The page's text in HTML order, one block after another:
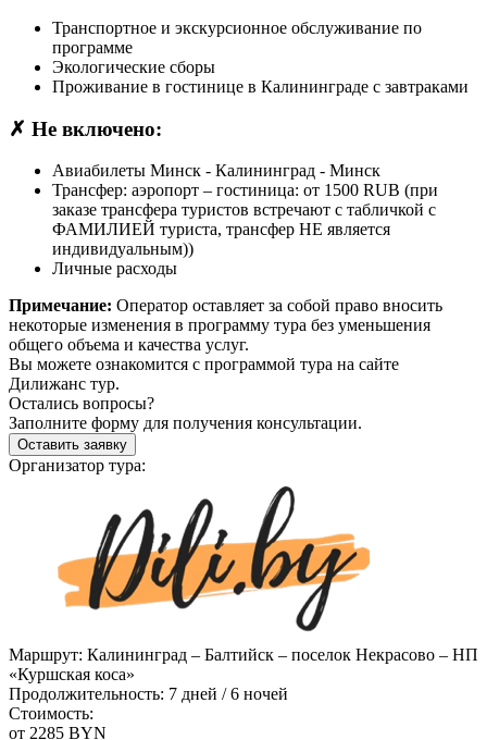
Транспортное и экскурсионное обслуживание по
программе
Экологические сборы
Проживание в гостинице в Калининграде с завтраками
✗ Не включено:
Авиабилеты Минск - Калининград - Минск
Трансфер: аэропорт – гостиница: от 1500 RUB (при
заказе трансфера туристов встречают с табличкой с
ФАМИЛИЕЙ туриста, трансфер НЕ является
индивидуальным))
Личные расходы
Примечание: Оператор оставляет за собой право вносить
некоторые изменения в программу тура без уменьшения
общего объема и качества услуг.
Вы можете ознакомится с программой тура на сайте
Дилижанс тур.
Остались вопросы?
Заполните форму для получения консультации.
Оставить заявку
Организатор тура:
Маршрут: Калининград – Балтийск – поселок Некрасово – НП
«Куршская коса»
Продолжительность: 7 дней / 6 ночей
Стоимость:
от 2285 BYN